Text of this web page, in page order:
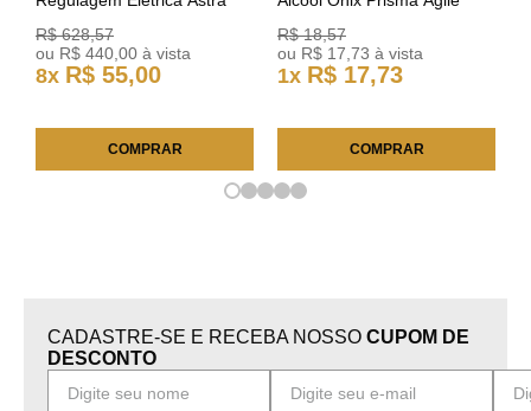
R$ 628,57
ou R$ 440 00 à vista
8x R$ 55,00
COMPRAR
25FC0225 ACDelco
R$ 18,57
ou R$ 17 73 à vista
1x R$ 17,73
COMPRAR
CADASTRE-SE E RECEBA NOSSO CUPOM DE
DESCONTO